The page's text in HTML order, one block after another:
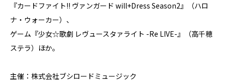
『カードファイト!! ヴァンガード will+Dress Season2』（ハロ
ナ・ウォーカー）、
ゲーム『少女☆歌劇 レヴュースタァライト -Re LIVE-』（高千穂
ステラ）ほか。
主催：株式会社ブシロードミュージック